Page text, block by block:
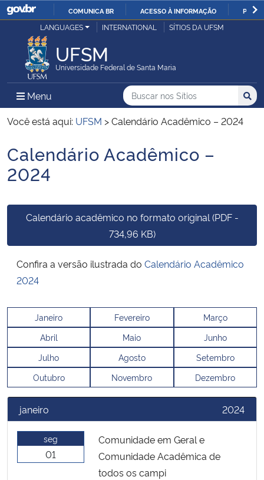
IR
COMUNICA BR ACESSO À INFORMAÇÃO
Ministério da Justiça e Segurança Pública
Ministério da Defesa
Ministério das Relações Exteriores
Ministério da Economia
Ministério da Infraestrutura
Ministério da Educação
Ministério da Saúde
Ministério de Minas e Energia
Ministério da Ciência, Tecnologia, Inovações e Comunicações
Ministério do Meio Ambiente
Ministério do Turismo
Ministério do Desenvolvimento Regional
LANGUAGES INTERNATIONAL SÍTIOS DA UFSM
UFSM
Universidade Federal de Santa Maria
Menu Menu Principal do Sítio
Busca
Buscar no nos Sítios
Busca:
Você está aqui: UFSM >Calendário Acadêmico – 2024
Início do conteúdo
Calendário Acadêmico –
2024
Calendário acadêmico no formato original (PDF -
734,96 KB)
Confira a versão ilustrada do Calendário Acadêmico
2024
Janeiro Fevereiro
Março
Abril
Maio
Junho
Julho
Agosto
Setembro
Outubro
Novembro Dezembro
janeiro 2024
seg
01
Comunidade em Geral e
Comunidade Acadêmica de
todos os campi